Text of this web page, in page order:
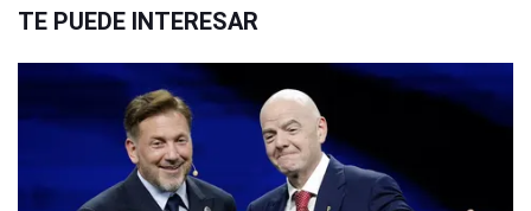
TE PUEDE INTERESAR